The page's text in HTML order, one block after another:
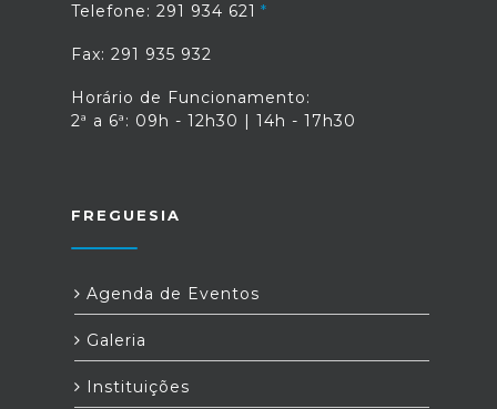
Telefone: 291 934 621
Fax: 291 935 932
Horário de Funcionamento:
2ª a 6ª: 09h - 12h30 | 14h - 17h30
FREGUESIA
Agenda de Eventos
Galeria
Instituições